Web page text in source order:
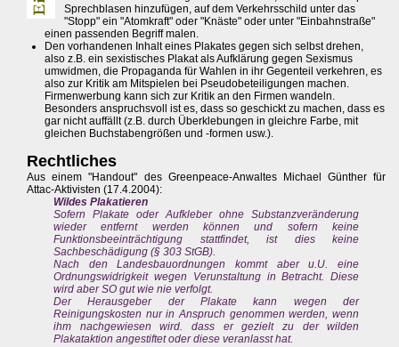
Sprechblasen hinzufügen, auf dem Verkehrsschild unter das
"Stopp" ein "Atomkraft" oder "Knäste" oder unter "Einbahnstraße"
einen passenden Begriff malen.
Den vorhandenen Inhalt eines Plakates gegen sich selbst drehen,
also z.B. ein sexistisches Plakat als Aufklärung gegen Sexismus
umwidmen, die Propaganda für Wahlen in ihr Gegenteil verkehren, es
also zur Kritik am Mitspielen bei Pseudobeteiligungen machen.
Firmenwerbung kann sich zur Kritik an den Firmen wandeln.
Besonders anspruchsvoll ist es, dass so geschickt zu machen, dass es
gar nicht auffällt (z.B. durch Überklebungen in gleichre Farbe, mit
gleichen Buchstabengrößen und -formen usw.).
Rechtliches
Aus einem "Handout" des Greenpeace-Anwaltes Michael Günther für
Attac-Aktivisten (17.4.2004):
Wildes Plakatieren
Sofern Plakate oder Aufkleber ohne Substanzveränderung
wieder entfernt werden können und sofern keine
Funktionsbeeinträchtigung stattfindet, ist dies keine
Sachbeschädigung (§ 303 StGB).
Nach den Landesbauordnungen kommt aber u.U. eine
Ordnungswidrigkeit wegen Verunstaltung in Betracht. Diese
wird aber SO gut wie nie verfolgt.
Der Herausgeber der Plakate kann wegen der
Reinigungskosten nur in Anspruch genommen werden, wenn
ihm nachgewiesen wird. dass er gezielt zu der wilden
Plakataktion angestiftet oder diese veranlasst hat.